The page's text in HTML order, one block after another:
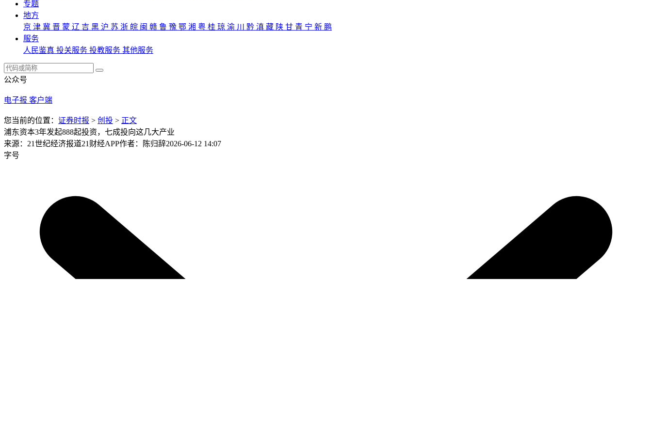
专题
地方
京 津 冀 晋 蒙 辽 吉 黑 沪 苏 浙 皖 闽 赣 鲁 豫 鄂 湘 粤 桂 琼 渝 川 黔 滇 藏 陕 甘 青 宁 新 鹏
服务
人民鉴真 投关服务 投教服务 其他服务
公众号
电子报 客户端
您当前的位置： 证券时报 > 创投 > 正文
浦东资本3年发起888起投资，七成投向这几大产业
来源：21世纪经济报道21财经APP作者：陈归辞2026-06-12 14:07
字号